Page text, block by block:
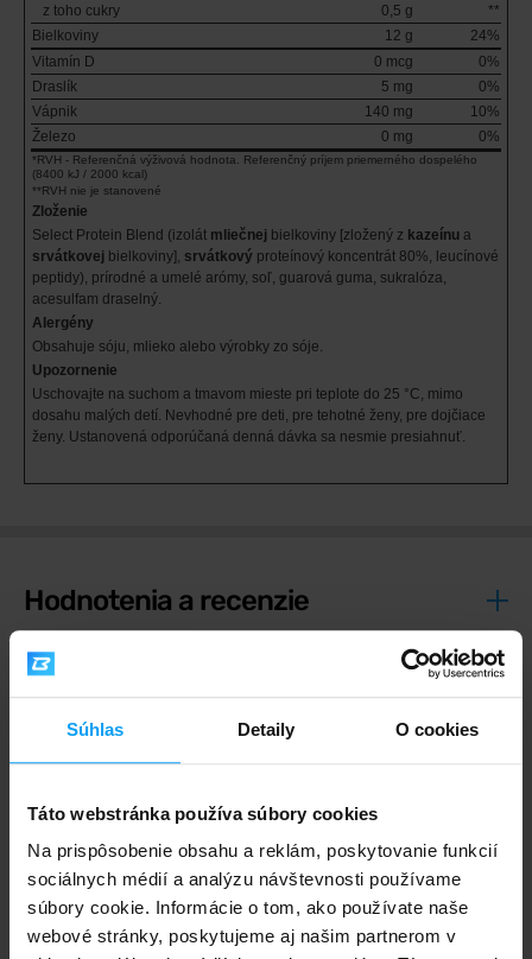
Súhlas Detaily O cookies
Táto webstránka používa súbory cookies
Na prispôsobenie obsahu a reklám, poskytovanie funkcií
sociálnych médií a analýzu návštevnosti používame
súbory cookie. Informácie o tom, ako používate naše
webové stránky, poskytujeme aj našim partnerom v
z toho cukry
0,5 g
**
Bielkoviny
12 g
24%
Vitamín D
0 mcg
0%
Draslík
5 mg
0%
Vápnik
140 mg
10%
Železo
0 mg 0%
*RVH - Referenčná výživová hodnota. Referenčný príjem priemerného dospelého
(8400 kJ / 2000 kcal)
**RVH nie je stanovené
Zloženie
Select Protein Blend (izolát mliečnej bielkoviny [zložený z kazeínu a
srvátkovej bielkoviny], srvátkový proteínový koncentrát 80%, leucínové
peptidy), prírodné a umelé arómy, soľ, guarová guma, sukralóza,
acesulfam draselný.
Alergény
Obsahuje sóju, mlieko alebo výrobky zo sóje.
Upozornenie
Uschovajte na suchom a tmavom mieste pri teplote do 25 °C, mimo
dosahu malých detí. Nevhodné pre deti, pre tehotné ženy, pre dojčiace
ženy. Ustanovená odporúčaná denná dávka sa nesmie presiahnuť.
Hodnotenia a recenzie
4,3 Výborný
Výborný
2 x
Zlý